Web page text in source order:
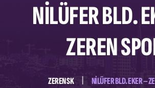
NİLÜFER BLD.
ZEREN
ZEREN SK NİLÜFER BLD. EKER –